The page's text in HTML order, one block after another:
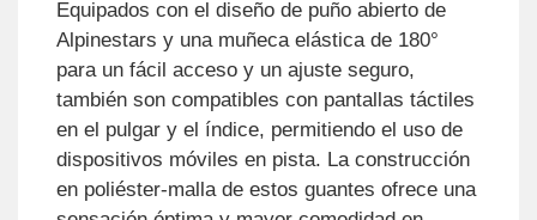
Equipados con el diseño de puño abierto de
Alpinestars y una muñeca elástica de 180°
para un fácil acceso y un ajuste seguro,
también son compatibles con pantallas táctiles
en el pulgar y el índice, permitiendo el uso de
dispositivos móviles en pista. La construcción
en poliéster-malla de estos guantes ofrece una